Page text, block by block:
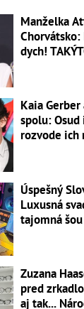
Manželka
Chorvátsko:
dych!
Kaia Gerber
spolu:
rozvode ich
Úspešný
Luxusná
tajomná
Zuzana
pred
aj tak...